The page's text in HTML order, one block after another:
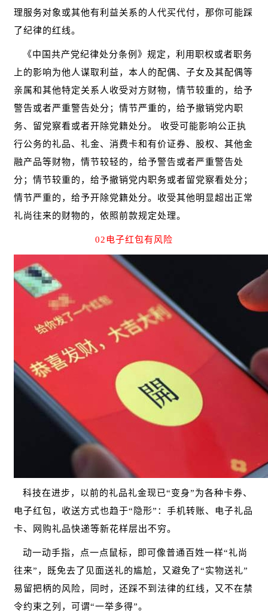
理服务对象或其他有利益关系的人代买代付，那你可能踩
了纪律的红线。
《中国共产党纪律处分条例》规定，利用职权或者职务
上的影响为他人谋取利益，本人的配偶、子女及其配偶等
亲属和其他特定关系人收受对方财物，情节较重的，给予
警告或者严重警告处分；情节严重的，给予撤销党内职
务、留党察看或者开除党籍处分。
收受可能影响公正执
行公务的礼品、礼金、消费卡和有价证券、股权、其他金
融产品等财物，情节较轻的，给予警告或者严重警告处
分；情节较重的，给予撤销党内职务或者留党察看处分；
情节严重的，给予开除党籍处分。收受其他明显超出正常
礼尚往来的财物的，依照前款规定处理。
02电子红包有风险
科技在进步，以前的礼品礼金现已“变身”为各种卡券、
电子红包，收送方式也趋于“隐形”：手机转账、电子礼品
卡、网购礼品快递等新花样层出不穷。
动一动手指，点一点鼠标，即可像普通百姓一样“礼尚
往来”，既免去了见面送礼的尴尬，又避免了“实物送礼”
易留把柄的风险，同时，还踩不到法律的红线，又不在禁
令约束之列，可谓“一举多得”。